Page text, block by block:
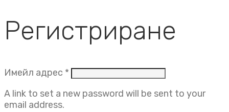
Регистриране
Имейл адрес * Задължително
A link to set a new password will be sent to your
email address.